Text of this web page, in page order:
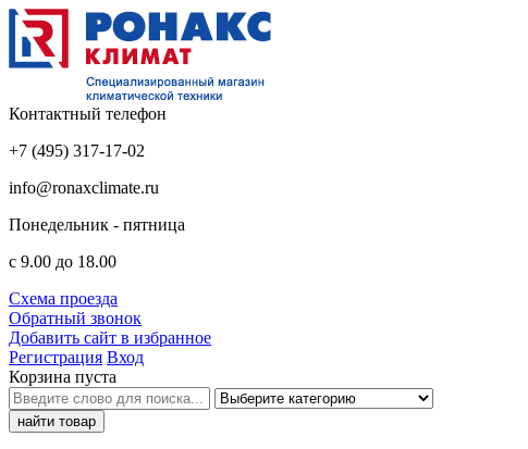
Контактный телефон
+7 (495) 317-17-02
info@ronaxclimate.ru
Понедельник - пятница
с 9.00 до 18.00
Схема проезда
Обратный звонок
Добавить сайт в избранное
Регистрация Вход
Корзина пуста